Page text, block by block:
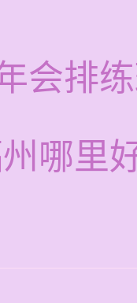
会排
哪里